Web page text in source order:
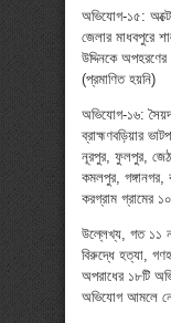
অভিযোগ-১৫:
জেলার মাধবপুরে
উদ্দিনকে
(প্রমাণিত হয়নি)
অভিযোগ-১৬:
ব্রাহ্মণবড়িয়ার
নূরপুর, ফুলপুর,
কমলপুর, গঙ্গানগর,
করগ্রাম গ্রামের
উল্লেখ্য, গত ১১
বিরুদ্ধে হত্যা,
অপরাধের ১৮টি
অভিযোগ আমলে